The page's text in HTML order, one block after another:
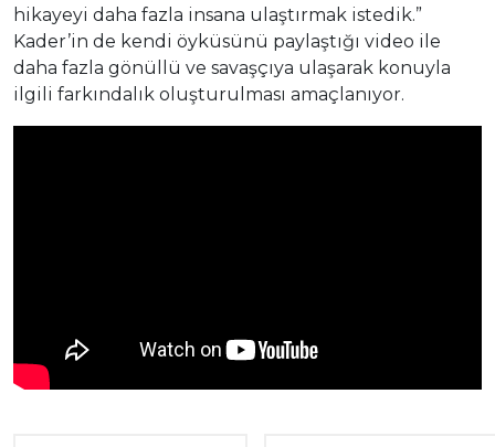
hikayeyi daha fazla insana ulaştırmak istedik.”
Kader’in de kendi öyküsünü paylaştığı video ile
daha fazla gönüllü ve savaşçıya ulaşarak konuyla
ilgili farkındalık oluşturulması amaçlanıyor.